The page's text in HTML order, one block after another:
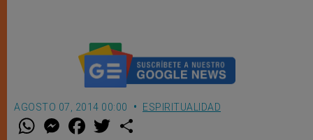
AGOSTO 07, 2014 00:00 ESPIRITUALIDAD
W M
e
F
a w